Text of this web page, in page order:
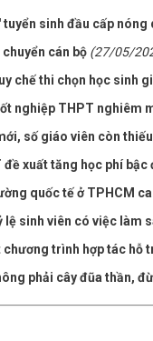
tuyển sinh đầu cấp nóng
chuyển cán bộ (27/05/
chế thi chọn học sinh
nghiệp THPT nghiêm
số giáo viên còn
đề xuất tăng học phí bậc
quốc tế ở TPHCM
lệ sinh viên có việc làm
chương trình hợp tác hỗ
phải cây đũa thần,